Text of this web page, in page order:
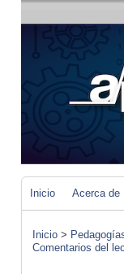
Inicio Acerca de
Inicio >
Comentarios del